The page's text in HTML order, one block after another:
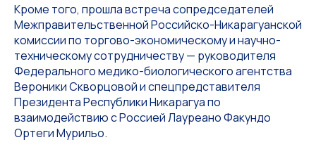
Кроме того, прошла встреча сопредседателей
Межправительственной Российско-Никарагуанской
комиссии по торгово-экономическому и научно-
техническому сотрудничеству — руководителя
Федерального медико-биологического агентства
Вероники Скворцовой и спецпредставителя
Президента Республики Никарагуа по
взаимодействию с Россией Лауреано Факундо
Ортеги Мурильо.